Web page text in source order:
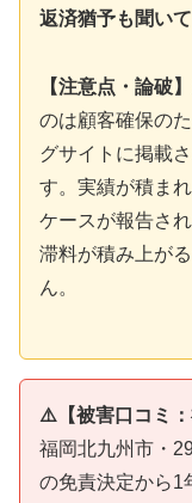
返済猶予も聞いて
【注意点・論破】
のは顧客確保の
グサイトに掲載
す。実績が積ま
ケースが報告さ
滞料が積み上が
ん。
⚠️【被害口コミ：
福岡北九州市・
の免責決定から1